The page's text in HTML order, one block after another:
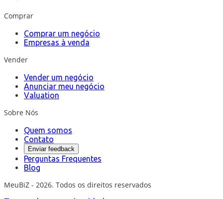
Comprar
Comprar um negócio
Empresas à venda
Vender
Vender um negócio
Anunciar meu negócio
Valuation
Sobre Nós
Quem somos
Contato
Enviar feedback
Perguntas Frequentes
Blog
MeuBiZ - 2026. Todos os direitos reservados